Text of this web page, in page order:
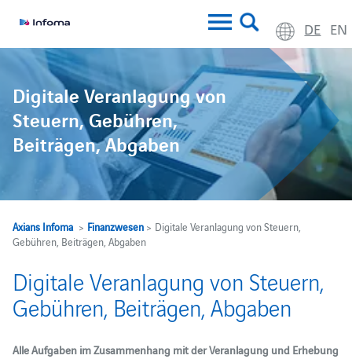
DE EN
Digitale Veranlagung von
Steuern, Gebühren,
Beiträgen, Abgaben
Axians Infoma> Finanzwesen> Digitale Veranlagung von Steuern,
Gebühren, Beiträgen, Abgaben
Digitale Veranlagung von Steuern,
Gebühren, Beiträgen, Abgaben
Alle Aufgaben im Zusammenhang mit der Veranlagung und Erhebung